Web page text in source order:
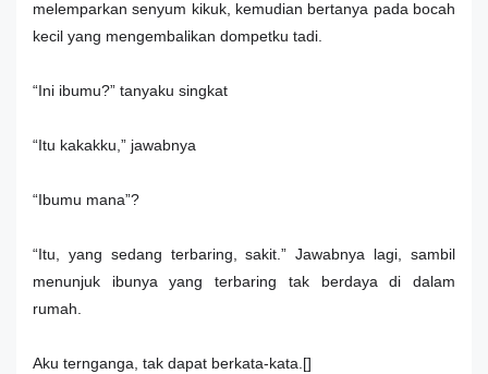
melemparkan senyum kikuk, kemudian bertanya pada bocah
kecil yang mengembalikan dompetku tadi.
“Ini ibumu?” tanyaku singkat
“Itu kakakku,” jawabnya
“Ibumu mana”?
“Itu, yang sedang terbaring, sakit.” Jawabnya lagi, sambil
menunjuk ibunya yang terbaring tak berdaya di dalam
rumah.
Aku ternganga, tak dapat berkata-kata.[]